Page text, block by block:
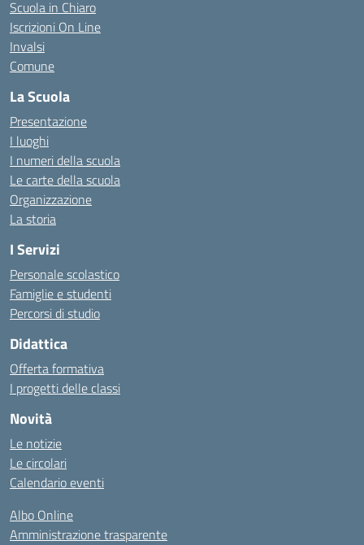
Scuola in Chiaro
Iscrizioni On Line
Invalsi
Comune
La Scuola
Presentazione
I luoghi
I numeri della scuola
Le carte della scuola
Organizzazione
La storia
I Servizi
Personale scolastico
Famiglie e studenti
Percorsi di studio
Didattica
Offerta formativa
I progetti delle classi
Novità
Le notizie
Le circolari
Calendario eventi
Albo Online
Amministrazione trasparente